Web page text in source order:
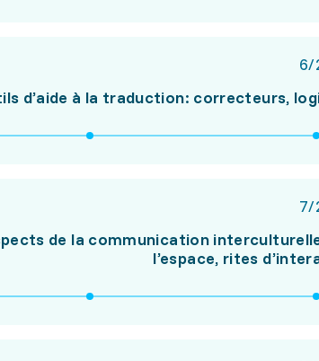
6/
d’aide à la traduction: correcteurs,
7/
de la communication
l’espace, rites